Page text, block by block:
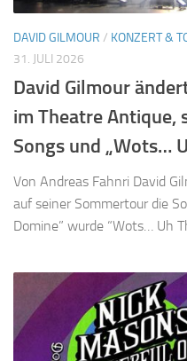
DAVID GILMOUR / KONZERT &
31. JULI 2026
David Gilmour
im Theatre Antique,
Songs und „Wots…
Von Andreas Fahnri David
auf seiner Sommertour die
Domine” wurde “Wots… Uh